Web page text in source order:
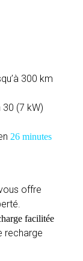
300 km
30 (7 kW)
26 minutes
offre
facilitée
recharge